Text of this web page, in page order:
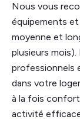
Nous vous
équipements
moyenne et
plusieurs mois).
professionnels
dans votre
à la fois
activité